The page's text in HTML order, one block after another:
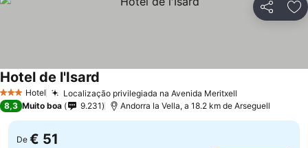
Partilhar
3 EstrelasHotel Localização privilegiada na Avenida Meritxell
Hotel de l'Isard
8,3 Muito boa 9.231 Andorra la Vella, a 18.2 km de Arseguell
De € 51